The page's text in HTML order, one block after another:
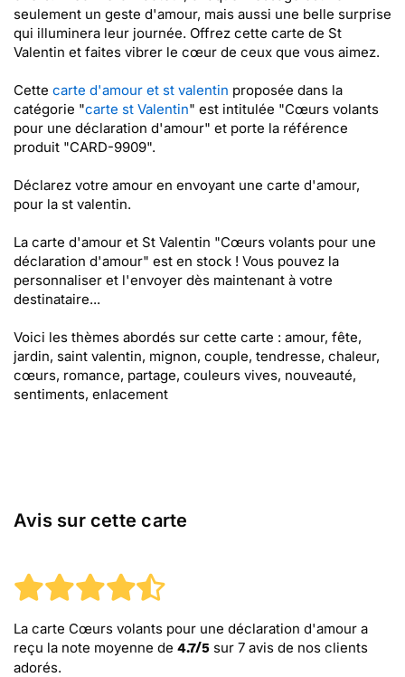
seulement un geste d'amour, mais aussi une belle surprise
qui illuminera leur journée. Offrez cette carte de St
Valentin et faites vibrer le cœur de ceux que vous aimez.
Cette carte d'amour et st valentin proposée dans la
catégorie "carte st Valentin" est intitulée "Cœurs volants
pour une déclaration d'amour" et porte la référence
produit "CARD-9909".
Déclarez votre amour en envoyant une carte d'amour,
pour la st valentin.
La carte d'amour et St Valentin "Cœurs volants pour une
déclaration d'amour" est en stock ! Vous pouvez la
personnaliser et l'envoyer dès maintenant à votre
destinataire...
Voici les thèmes abordés sur cette carte : amour, fête,
jardin, saint valentin, mignon, couple, tendresse, chaleur,
cœurs, romance, partage, couleurs vives, nouveauté,
sentiments, enlacement
Avis sur cette carte
La carte Cœurs volants pour une déclaration d'amour a
reçu la note moyenne de 4.7/5 sur 7 avis de nos clients
adorés.